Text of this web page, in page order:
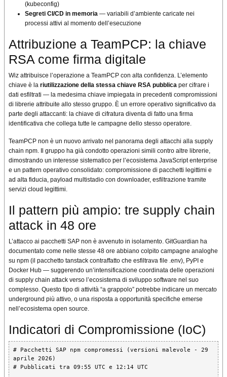
(kubeconfig)
Segreti CI/CD in memoria — variabili d’ambiente caricate nei
processi attivi al momento dell’esecuzione
Attribuzione a TeamPCP: la chiave
RSA come firma digitale
Wiz attribuisce l’operazione a TeamPCP con alta confidenza. L’elemento
chiave è la riutilizzazione della stessa chiave RSA pubblica per cifrare i
dati esfiltrati — la medesima chiave impiegata in precedenti compromissioni
di librerie attribuite allo stesso gruppo. È un errore operativo significativo da
parte degli attaccanti: la chiave di cifratura diventa di fatto una firma
identificativa che collega tutte le campagne dello stesso operatore.
TeamPCP non è un nuovo arrivato nel panorama degli attacchi alla supply
chain npm. Il gruppo ha già condotto operazioni simili contro altre librerie,
dimostrando un interesse sistematico per l’ecosistema JavaScript enterprise
e un pattern operativo consolidato: compromissione di pacchetti legittimi e
ad alta fiducia, payload multistadio con downloader, esfiltrazione tramite
servizi cloud legittimi.
Il pattern più ampio: tre supply chain
attack in 48 ore
L’attacco ai pacchetti SAP non è avvenuto in isolamento. GitGuardian ha
documentato come nelle stesse 48 ore abbiano colpito campagne analoghe
su npm (il pacchetto tanstack contraffatto che esfiltrava file .env), PyPI e
Docker Hub — suggerendo un’intensificazione coordinata delle operazioni
di supply chain attack verso l’ecosistema di sviluppo software nel suo
complesso. Questo tipo di attività “a grappolo” potrebbe indicare un mercato
underground più attivo, o una risposta a opportunità specifiche emerse
nell’ecosistema open source.
Indicatori di Compromissione (IoC)
# Pacchetti SAP npm compromessi (versioni malevole - 29
aprile 2026)
# Pubblicati tra 09:55 UTC e 12:14 UTC